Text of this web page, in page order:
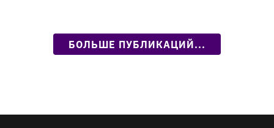
БОЛЬШЕ ПУБЛИКАЦИЙ...